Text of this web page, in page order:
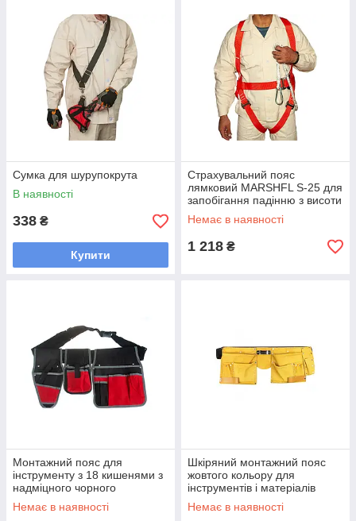
Сумка для шурупокрута
В наявності
338 ₴
Купити
Страхувальний пояс
лямковий MARSHFL S-25 для
запобігання падінню з висоти
та евакуації того, хто
страждає
Немає в наявності
1 218 ₴
Монтажний пояс для
інструменту з 18 кишенями з
надміцного чорного
поліестеру з червоними
вставками
Немає в наявності
Шкіряний монтажний пояс
жовтого кольору для
інструментів і матеріалів
міцний і довговічний аксесуар
для робіт
Немає в наявності